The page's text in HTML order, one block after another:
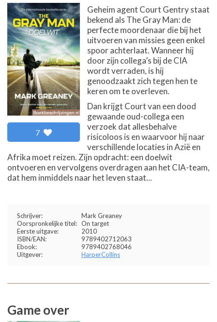
7
Geheim agent Court Gentry staat
bekend als The Gray Man: de
perfecte moordenaar die bij het
uitvoeren van missies geen enkel
spoor achterlaat. Wanneer hij
door zijn collega’s bij de CIA
wordt verraden, is hij
genoodzaakt zich tegen hen te
keren om te overleven.
Dan krijgt Court van een dood
gewaande oud-collega een
verzoek dat allesbehalve
risicoloos is en waarvoor hij naar
verschillende locaties in Azië en
Afrika moet reizen. Zijn opdracht: een doelwit
ontvoeren en vervolgens overdragen aan het CIA-team,
dat hem inmiddels naar het leven staat...
Schrijver:
Mark Greaney
Oorspronkelijke titel: On target
Eerste uitgave:
2010
ISBN/EAN:
9789402712063
Ebook:
9789402768046
Uitgever:
HarperCollins
Game over